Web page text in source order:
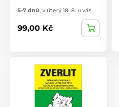
5-7 dnů, v úterý 18. 8. u vás
99,00 Kč